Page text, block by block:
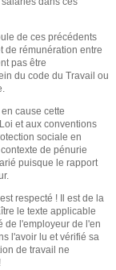
de ces précédents
de rémunération entre
pas être
du code du Travail ou
cause cette
et aux conventions
sociale en
de pénurie
puisque le rapport
respecté ! Il est de la
le texte applicable
de l'employeur de l'en
l'avoir lu et vérifié sa
de travail ne